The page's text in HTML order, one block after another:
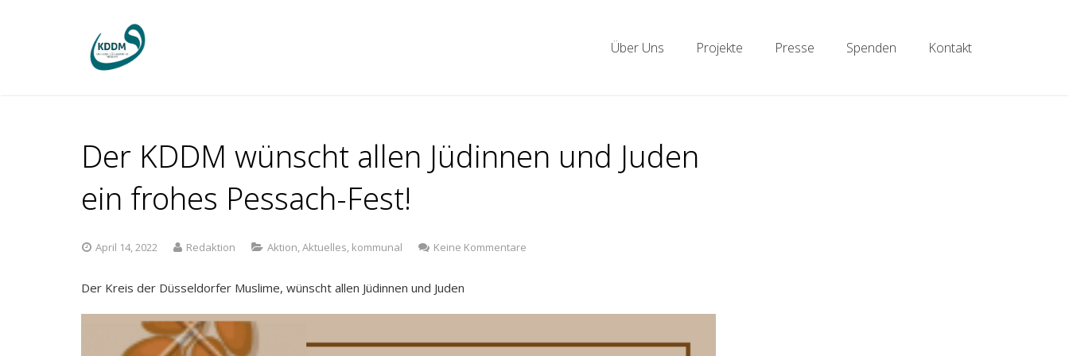
Über Uns Projekte Presse Spenden Kontakt
Der KDDM wünscht allen Jüdinnen und Juden
ein frohes Pessach-Fest!
April 14, 2022 Redaktion Aktion,Aktuelles, kommunal Keine Kommentare
und
Der Kreis der Düsseldorfer Muslime, wünscht allen Jüdinnen und Juden